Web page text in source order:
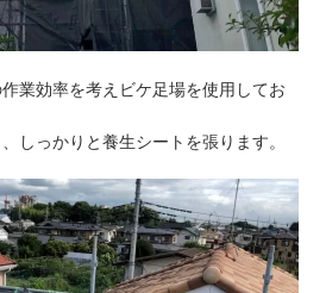
業効率を考えビケ足場を使用してお
しっかりと養生シートを張ります。